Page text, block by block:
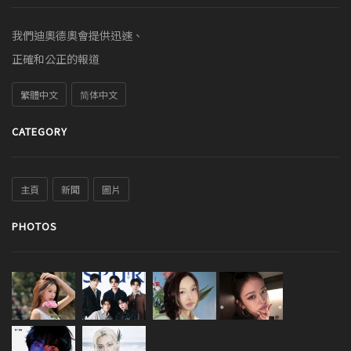
我們迪奧德奧會提供迅速、
正確和公正的報道
繁體中文 简体中文
CATEGORY
主頁 新聞 圖片
PHOTOS